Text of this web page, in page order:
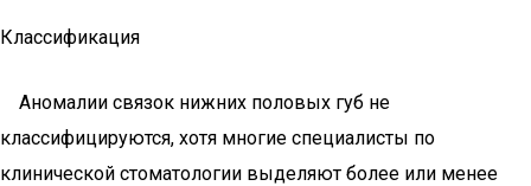
Классификация
Аномалии связок нижних половых губ не
классифицируются, хотя многие специалисты по
клинической стоматологии выделяют более или менее